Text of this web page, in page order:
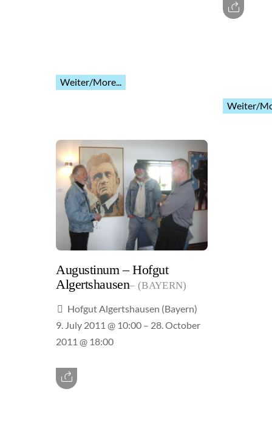
Weiter/More...
Weiter/
Augustinum – Hofgut
Algertshausen
(BAYERN)
Hofgut Algertshausen (Bayern)
9. July 2011 @ 10:00 – 28. October
2011 @ 18:00